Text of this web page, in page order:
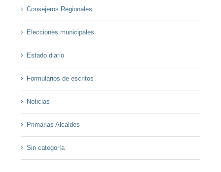
Consejeros Regionales
Elecciones municipales
Estado diario
Formularios de escritos
Noticias
Primarias Alcaldes
Sin categoría